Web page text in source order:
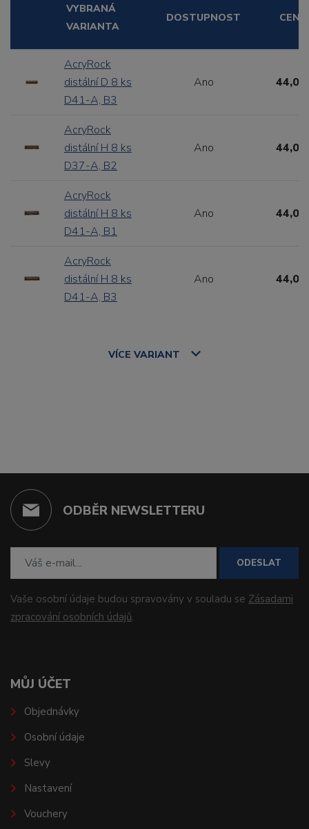
VYBRANÁ
VARIANTA
DOSTUPNOST CENA
AcryRock
distální D 8 ks
D41-A, B3
Ano 44,00
AcryRock
distální H 8 ks
D37-A, B2
Ano 44,00
AcryRock
distální H 8 ks
D41-A, B1
Ano 44,00
AcryRock
distální H 8 ks
D41-A, B3
Ano 44,00
VÍCE VARIANT
ODBĚR NEWSLETTERU
ODESLAT
Vaše osobní údaje budou spravovány v souladu se Zásadami
zpracování osobních údajů.
MŮJ ÚČET
Objednávky
Osobní údaje
Slevy
Nastavení
Vouchery